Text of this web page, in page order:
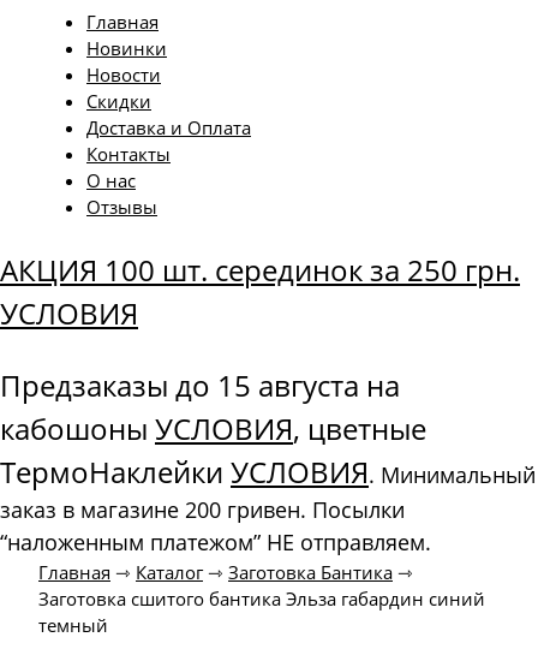
Главная
Новинки
Новости
Скидки
Доставка и Оплата
Контакты
О нас
Отзывы
АКЦИЯ 100 шт. серединок за 250 грн.
УСЛОВИЯ
Предзаказы до 15 августа на
кабошоны УСЛОВИЯ, цветные
ТермоНаклейки УСЛОВИЯ. Минимальный
заказ в магазине 200 гривен. Посылки
“наложенным платежом” НЕ отправляем.
Главная ⇾ Каталог⇾ Заготовка Бантика ⇾
Заготовка сшитого бантика Эльза габардин синий
темный